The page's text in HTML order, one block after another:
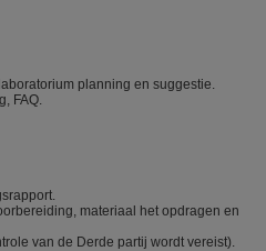
planning en suggestie.
FAQ.
materiaal het opdragen en
van de Derde partij wordt vereist).